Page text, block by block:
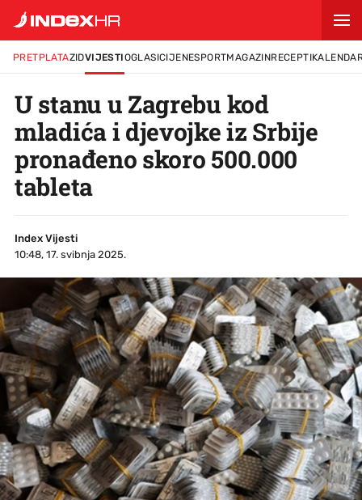
PRETPLATAZIDVIJESTIOGLASICIJENESPORTMAGAZINRECEPTI
U stanu u Zagrebu kod
mladića i djevojke iz Srbije
pronađeno skoro 500.000
tableta
Index Vijesti
10:48, 17. svibnja 2025.